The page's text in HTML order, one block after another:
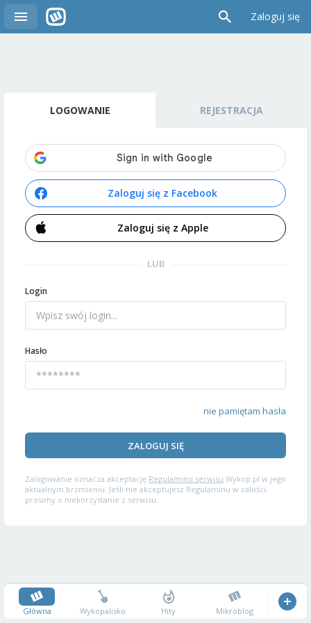
Zaloguj się
LOGOWANIE REJESTRACJA
Zaloguj się z Facebook
Zaloguj się z Apple
LUB
Login
Hasło
nie pamiętam hasła
ZALOGUJ SIĘ
Zalogowanie oznacza akceptację Regulaminu serwisu Wykop.pl w jego
aktualnym brzmieniu. Jeśli nie akceptujesz Regulaminu w całości,
prosimy o niekorzystanie z serwisu.
Główna Wykopalisko Hity Mikroblog